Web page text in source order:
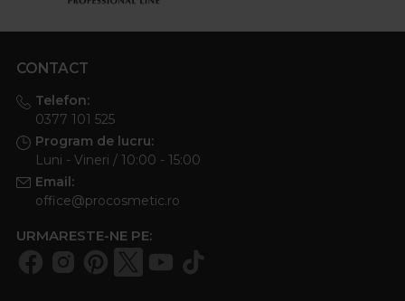
CONTACT
Telefon:
0377 101 525
Program de lucru:
Luni - Vineri / 10:00 - 15:00
Email:
office@procosmetic.ro
URMARESTE-NE PE: